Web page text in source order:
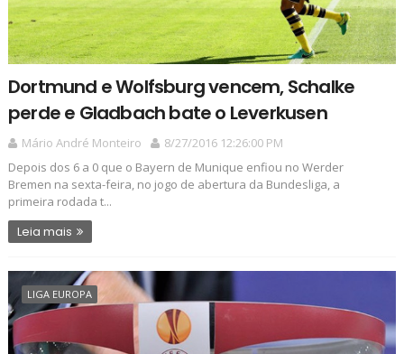
Dortmund e Wolfsburg vencem, Schalke
perde e Gladbach bate o Leverkusen
Mário André Monteiro
8/27/2016 12:26:00 PM
Depois dos 6 a 0 que o Bayern de Munique enfiou no Werder
Bremen na sexta-feira, no jogo de abertura da Bundesliga, a
primeira rodada t...
Leia mais
LIGA EUROPA